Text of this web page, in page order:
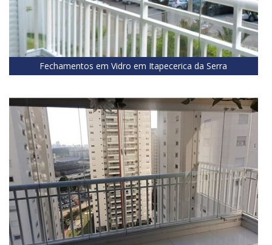
Fechamentos em Vidro em Itapecerica da Serra